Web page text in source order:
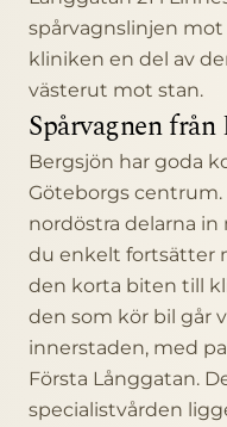
spårvagnslinjen
kliniken en del av
västerut mot stan.
Spårvagnen
Bergsjön har goda
Göteborgs centrum.
nordöstra delarna
du enkelt fortsätter
den korta biten till
den som kör bil går
innerstaden, med
Första Långgatan.
specialistvården